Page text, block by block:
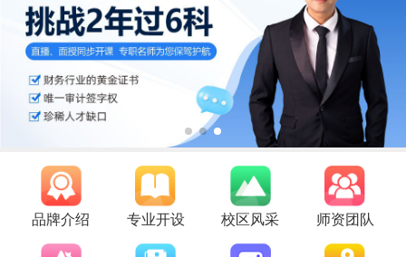
品牌介绍 专业开设 校区风采 师资团队